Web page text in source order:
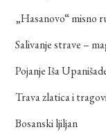
„Hasanovo“ misno
Salivanje strave –
Pojanje Iša
Trava zlatica i
Bosanski ljiljan